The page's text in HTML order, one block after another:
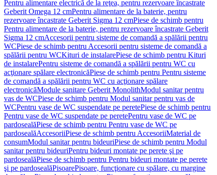
Pentru alimentare electrică de la reţea, pentru rezervoare încastrate
Geberit Omega 12 cmPentru alimentare de la baterie, pentru
rezervoare încastrate Geberit Sigma 12 cmPiese de schimb pentru
Pentru alimentare de la baterie, pentru rezervoare încastrate Geberit
Sigma 12 cmAccesorii pentru sisteme de comandă a spălării pentru
WCPiese de schimb pentru Accesorii pentru sisteme de comandă a
spălării pentru WCKituri de instalarePiese de schimb pentru Kituri
de instalarePentru sisteme de comandă a spălării pentru WC cu
acţionare spălare electronicăPiese de schimb pentru Pentru sisteme
de comandă a spălării pentru WC cu acţionare spălare
electronicăModule sanitare Geberit MonolithModul sanitar pentru
vas de WCPiese de schimb pentru Modul sanitar pentru vas de
WCPentru vase de WC suspendate pe peretePiese de schimb pentru
Pentru vase de WC suspendate pe peretePentru vase de WC pe
pardosealăPiese de schimb pentru Pentru vase de WC pe
pardosealăAccesoriiPiese de schimb pentru AccesoriiMaterial de
consumModul sanitar pentru bideuriPiese de schimb pentru Modul
sanitar pentru bideuriPentru bideuri montate pe perete şi pe
pardosealăPiese de schimb pentru Pentru bideuri montate pe perete
şi pe pardosealăPisoarePisoare, funcţionare cu spălare, cu margine